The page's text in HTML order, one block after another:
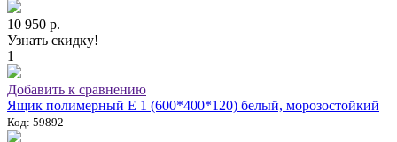
10 950 р.
Узнать скидку!
1
Добавить к сравнению
Ящик полимерный E 1 (600*400*120) белый, морозостойкий
Код: 59892